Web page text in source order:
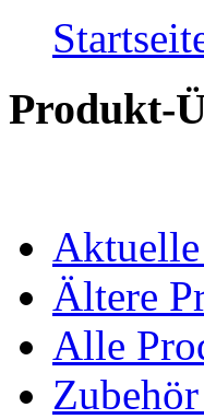
Produkt-
Ältere
Alle